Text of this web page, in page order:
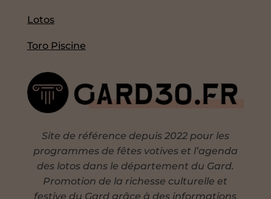
Lotos
Toro Piscine
Site de référence depuis 2022 pour les
programmes de fêtes votives et l’agenda
des lotos dans le département du Gard.
Promotion de la richesse culturelle et
festive du Gard grâce à des informations